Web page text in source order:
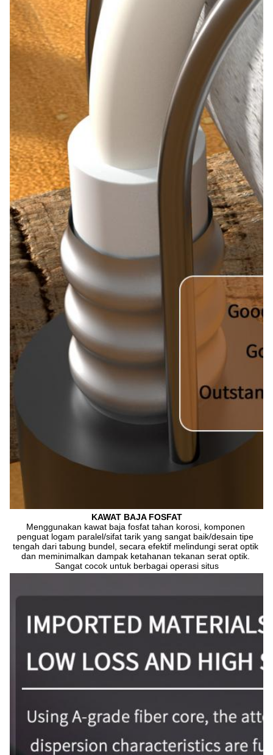
KAWAT BAJA FOSFAT
Menggunakan kawat baja fosfat tahan korosi, komponen
penguat logam paralel/sifat tarik yang sangat baik/desain tipe
tengah dari tabung bundel, secara efektif melindungi serat optik
dan meminimalkan dampak ketahanan tekanan serat optik.
Sangat cocok untuk berbagai operasi situs